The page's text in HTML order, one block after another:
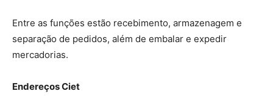
Entre as funções estão recebimento, armazenagem e
separação de pedidos, além de embalar e expedir
mercadorias.
Endereços Ciet